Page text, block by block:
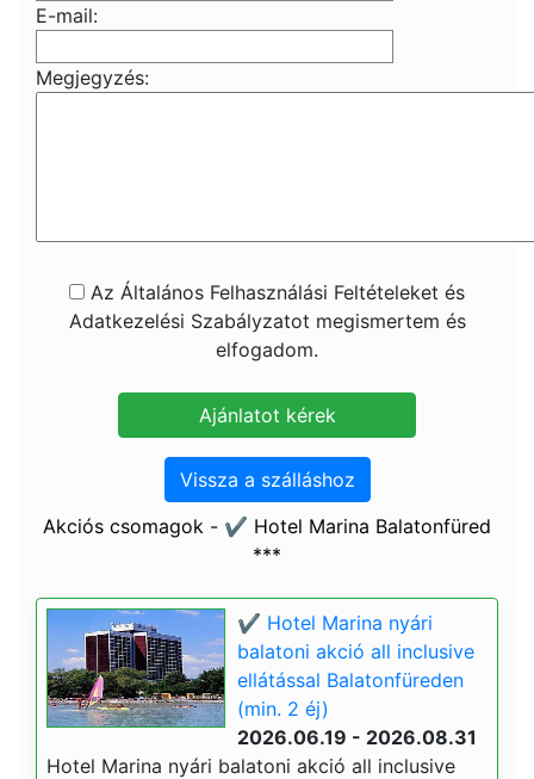
E-mail:
Megjegyzés:
Az Általános Felhasználási Feltételeket és
Adatkezelési Szabályzatot megismertem és
elfogadom.
Vissza a szálláshoz
Akciós csomagok - ✔️ Hotel Marina Balatonfüred
***
✔️ Hotel Marina nyári
balatoni akció all inclusive
ellátással Balatonfüreden
(min. 2 éj)
2026.06.19 - 2026.08.31
Hotel Marina nyári balatoni akció all inclusive